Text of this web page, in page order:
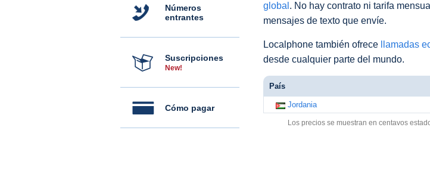
Números
entrantes
Suscripciones
New!
Cómo pagar
global . No hay contrato ni tarifa
mensajes de texto que envíe.
Localphone también ofrece
llamadas
desde cualquier parte del mundo.
País
Jordania
Los precios se muestran en centavos